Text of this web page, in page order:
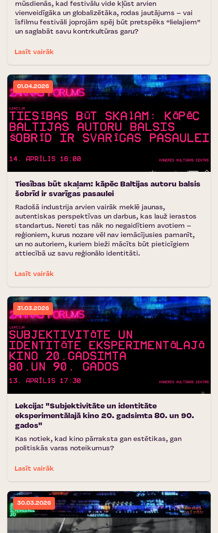
mūsdienās, kad festivālu vide kļūst arvien
vienveidīgāka un globalizētāka, rodas jautājums – vai
īsfilmu festivāli joprojām spēj būt pretspēks “lielajiem”
un saglabāt savu kontrkultūras garu?
Lasīt vairāk
01.04.2026
Tiesības būt skaļam: kāpēc Baltijas autoru balsis
šobrīd ir svarīgas pasaulei
Radošā industrija arvien vairāk meklē jaunas,
autentiskas perspektīvas un darbus, kas lauž ierastos
standartus. Nereti tas nāk no negaidītiem avotiem –
reģioniem, kurus nozare vēl nav iemācījusies pamanīt,
un no autoriem, kuriem bieži mācīts būt pieticīgiem
attiecībā uz savu reģionālo identitāti.
Lasīt vairāk
31.03.2026
Lekcija: "Subjektivitāte un identitāte
eksperimentālajā kino 20. gadsimta 80. un 90.
gados"
Kas notiek, kad kino pārraksta gan estētikas, gan
politiskās varas noteikumus?
Lasīt vairāk
30.03.2026